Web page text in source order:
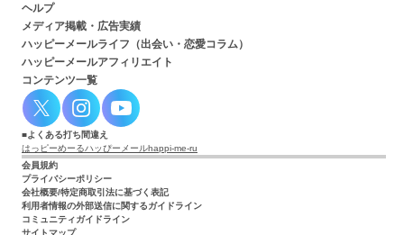
ヘルプ
メディア掲載・広告実績
ハッピーメールライフ（出会い・恋愛コラム）
ハッピーメールアフィリエイト
コンテンツ一覧
よくある打ち間違え
はっピーめーるハッぴーメールhappi-me-ru
会員規約
プライバシーポリシー
会社概要/特定商取引法に基づく表記
利用者情報の外部送信に関するガイドライン
コミュニティガイドライン
サイトマップ